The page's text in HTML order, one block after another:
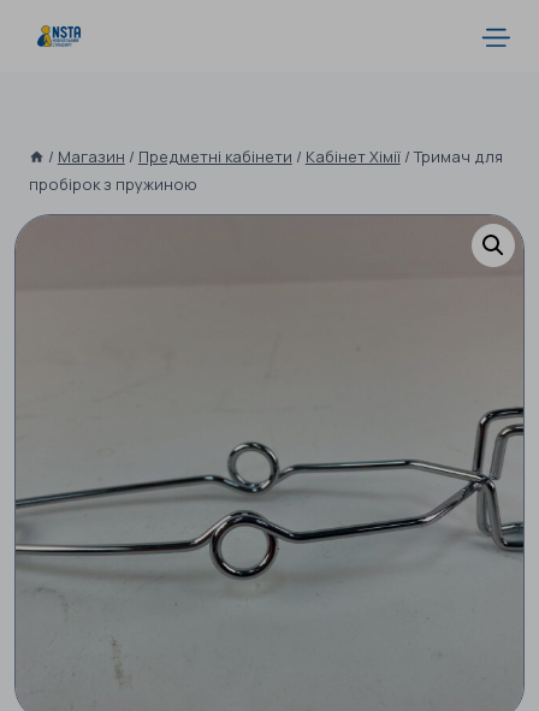
/ Магазин / Предметні кабінети / Кабінет Хімії / Тримач для
пробірок з пружиною